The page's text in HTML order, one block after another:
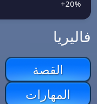
+20%
فاليريا
القصة
المهارات